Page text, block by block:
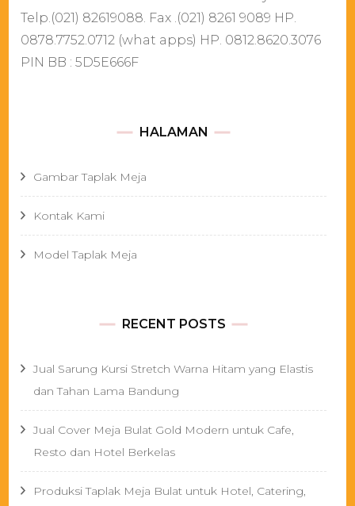
Telp.(021) 82619088. Fax .(021) 8261 9089 HP.
0878.7752.0712 (what apps) HP. 0812.8620.3076
PIN BB : 5D5E666F
HALAMAN
Gambar Taplak Meja
Kontak Kami
Model Taplak Meja
RECENT POSTS
Jual Sarung Kursi Stretch Warna Hitam yang Elastis
dan Tahan Lama Bandung
Jual Cover Meja Bulat Gold Modern untuk Cafe,
Resto dan Hotel Berkelas
Produksi Taplak Meja Bulat untuk Hotel, Catering,